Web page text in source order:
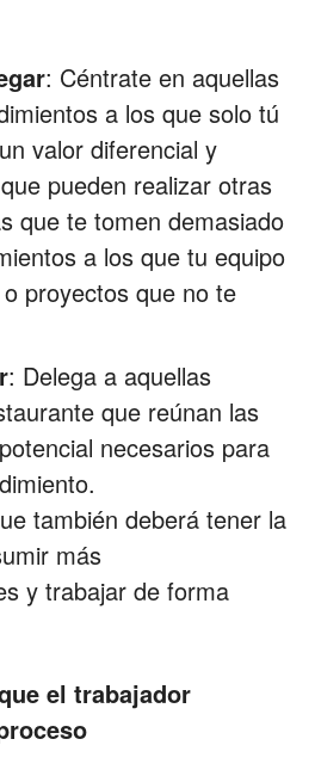
: Céntrate en aquellas
a los que solo tú
valor diferencial y
pueden realizar otras
que te tomen demasiado
a los que tu equipo
proyectos que no te
: Delega a aquellas
que reúnan las
necesarios para
también deberá tener la
más
y trabajar de forma
el trabajador